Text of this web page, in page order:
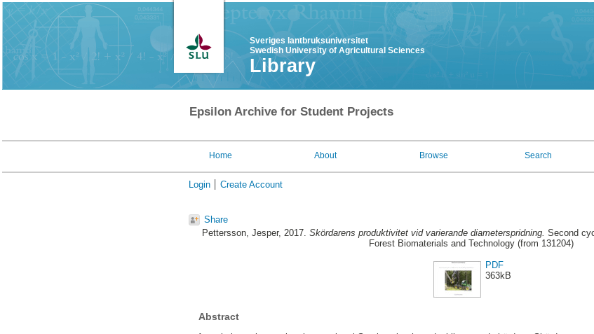
Sveriges lantbruksuniversitet
Swedish University of Agricultural Sciences
Library
Epsilon Archive for Student Projects
Home About Browse Search
Login Create Account
Share
Pettersson, Jesper, 2017. Skördarens produktivitet vid varierande diameterspridning. Second
Forest Biomaterials and Technology (from 131204)
PDF
363kB
Abstract